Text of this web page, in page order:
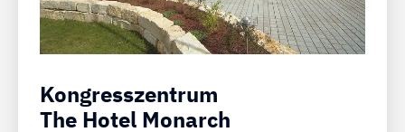
Kongresszentrum
The Hotel Monarch